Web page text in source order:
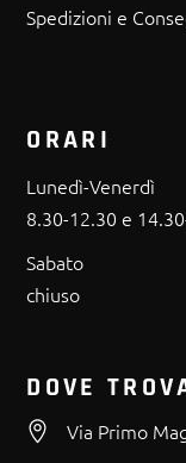
Spedizioni e
ORARI
Lunedì-Venerdì
8.30-12.30 e
Sabato
chiuso
DOVE
Via Primo